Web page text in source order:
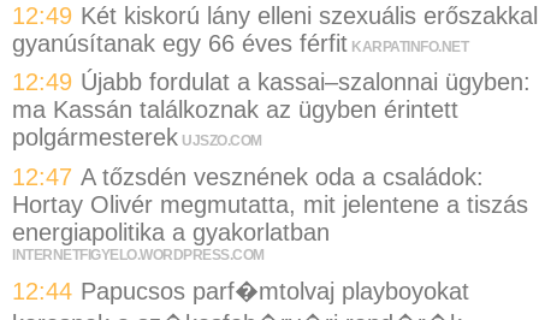
12:49 Két kiskorú lány elleni szexuális erőszakkal
gyanúsítanak egy 66 éves férfit KARPATINFO.NET
12:49 Újabb fordulat a kassai–szalonnai ügyben:
ma Kassán találkoznak az ügyben érintett
polgármesterek UJSZO.COM
12:47 A tőzsdén vesznének oda a családok:
Hortay Olivér megmutatta, mit jelentene a tiszás
energiapolitika a gyakorlatban
INTERNETFIGYELO.WORDPRESS.COM
12:44 Papucsos parf�mtolvaj playboyokat